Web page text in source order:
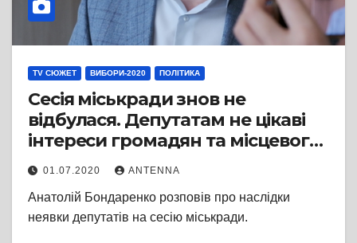
TV СЮЖЕТ ВИБОРИ-2020 ПОЛІТИКА
Сесія міськради знов не
відбулася. Депутатам не цікаві
інтереси громадян та місцевого
бізнесу
01.07.2020 ANTENNA
Анатолій Бондаренко розповів про наслідки
неявки депутатів на сесію міськради.